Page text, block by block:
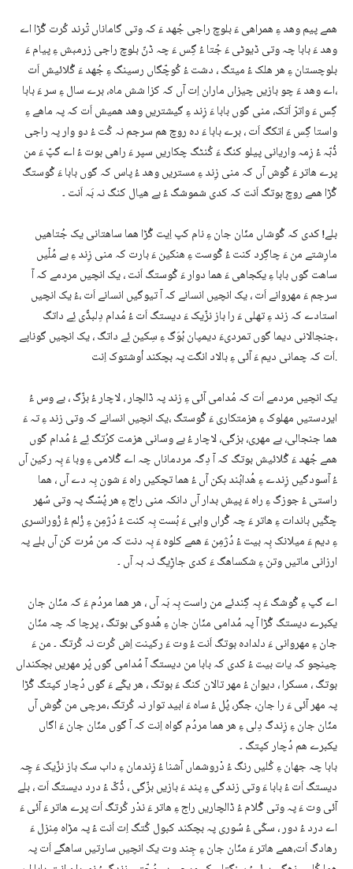
ھمے پیم وھد ءِ ھمراھی ءَ بلوچ راجی جُھد ءَ کہ وتی گاماناں تْرند کُرت گُڑا اے
وھد ءَ بابا چہ وتی ڈیوٹی ءَ جُتا ءُ گِس ءَ چہ ڈنّ بلوچ راجی زرمبش ءِ پیام ءَ
بلوچستان ءِ ھر ھلک ءُ میتگ ، دشت ءُ کُوچّگاں رسینگ ءِ جُھد ءَ گُلائیش اَت
،اے وھد ءَ چو بازیں چیزاں ماران اِت آں کہ کزا شش ماہ، برے سال ءِ سر ءَ بابا
گِس ءَ واترّ اَتک، منی گوں بابا ءَ زِند ءِ گیشتریں وھد ھمیش اَت کہ پہ ماھے ءِ
واستا گِس ءَ اتکگ اَت ، برے بابا ءَ دہ روچ ھم سرجم نہ کُت ءُ دو وار پہ راجی
ڈُبّہ ءُ زِمہ واریانی پیلو کنگ ءَ کُنٹگ چکاریں سپر ءَ راھی بوت ءُ اے گپّ ءَ من
پرے ھاتر ءَ گْوش آں کہ منی زِند ءِ مستریں وھد ءُ پاس کہ گوں بابا ءَ گْوستگ
گُڑا ھمے روچ بوتگ اَنت کہ کدی شموشگ ءُ بے ھیال کنگ نہ بَہ اَنت ۔
بلے! کدی کہ گُوشاں منّان جان ءِ نام کپ اِیت گُڑا ھما ساھتانی یک جُتاھیں
مارِشتے من ءَ چاگِرد کنت ءُ گْوست ءِ ھنکین ءَ بارت کہ منی زِند ءِ بے مُلّیں
ساھت گوں بابا ءِ یکجاھی ءَ ھما دوار ءَ گْوستگ اَنت ، یک انچیں مردمے کہ آ
سرجم ءَ مھروانے اَت ، یک انچیں انسانے کہ آ تیوگیں انسانے اَت ،ءُ یک انچیں
استادے کہ زند ءِ تھلی ءَ را باز نزّیک ءَ دیستگ اَت ءُ مُدام دِلبڈّی ئِے داتگ
،جنجالانی دیما گوں تمردیءَ دیمپان بُوَگ ءِ سِکین ئِے داتگ ، یک انچیں گوناپے
اَت کہ چمانی دیم ءَ آئی ءِ بالاد انگت پہ بچکند اُوشتوک اِنت.
یک انچیں مردمے اَت کہ مُدامی آئی ءِ زند پہ ڈالچار ، لاچار ءُ بزّگ ، بے وس ءُ
ایردستیں مھلوک ءِ ھزمتکاری ءَ گْوستگ ،یک انچیں انسانے کہ وتی زند ءِ تہ ءَ
ھما جنجالی، بے مھری، بزگی، لاچار ءُ بے وسانی ھزمت کرُتگ ئِے ءُ مُدام گوں
ھمے جُھد ءَ گُلائیش بوتگ کہ آ دِگہ مردماناں چہ اے گُلامی ءِ وبا ءَ بِہ رکین آں
ءُ آسودگیں زِندے ءِ ھُدابُند بکن آں ءُ ھما تچکیں راہ ءَ شون بِہ دے آں ، ھما
راستی ءُ جوزگ ءِ راہ ءَ پیش بدار آں دانکہ منی راج ءِ ھر پُسّگ پہ وتی سُھر
چکّیں باندات ءِ ھاتر ءَ چہ گْراں وابی ءَ بُست بِہ کنت ءُ دُژمِن ءِ زُلم ءُ زُورانسری
ءِ دیم ءَ میلانک بِہ بیت ءُ دُژمِن ءَ ھمے کلوہ ءَ بِہ دنت کہ من مُرت کن آں بلے پہ
ارزانی ماتیں وتن ءِ شکساھگ ءَ کدی جاڑِیگ نہ بہ آں ۔
اے گپ ءِ گْوشگ ءَ بِہ گِندئے من راست بِہ بَہ آں ، ھر ھما مردُم ءَ کہ منّان جان
یکبرے دیستگ گُڑا آ پہ مُدامی منّان جان ءِ ھُدوکی بوتگ ، پرچا کہ چہ منّان
جان ءِ مھروانی ءَ دلدادہ بوتگ اَنت ءُ وت ءَ رکینت اِش کُرت نہ کُرتگ ۔ من ءَ
چینچو کہ یات بیت ءُ کدی کہ بابا من دیستگ آ مُدامی گوں پُر مھریں بچکنداں
بوتگ ، مسکرا ، دیوان ءُ مھر تالان کنگ ءَ بوتگ ، ھر یکّے ءَ گوں دُچار کپتگ گُڑا
پہ مھر آئی ءَ را جان، جگر، پُل ءُ ساہ ءَ ابید توار نہ کُرتگ ،مرچی من گْوش آں
منّان جان ءِ زِندگ دِلی ءِ ھر ھما مردُم گواہ اِنت کہ آ گوں منّان جان ءَ اگاں
یکبرے ھم دُچار کپتگ ۔
بابا چہ جھان ءِ کُلیں رنگ ءُ دْروشماں آشنا ءُ زِندمان ءِ داب سک باز نزّیک ءَ چِہ
دیستگ اَت ءُ بابا ءَ وتی زندگی ءِ پند ءَ بازیں بزّگی ، ڈُکّ ءُ درد دیستگ اَت ، بلے
آئی وت ءَ پہ وتی گُلام ءُ ڈالچاریں راج ءِ ھاتر ءَ ندْر کُرتگ اَت پرے ھاتر ءَ آئی ءَ
اے درد ءُ دور ، سکّی ءُ سُوری پہ بچکند کبول کُتگ اِت اَنت ءُ پہ مڑاہ مِنزل ءَ
رھادگ اَت،ھمے ھاتر ءَ منّان جان ءِ جِند وت یک انچیں سارتیں ساھگے اَت پہ